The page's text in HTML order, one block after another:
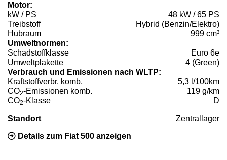
Motor:
kW / PS
48 kW / 65 PS
Treibstoff
Hybrid (Benzin/Elektro)
Hubraum
999 cm³
Umweltnormen:
Schadstoffklasse
Euro 6e
Umweltplakette
4 (Green)
Verbrauch und Emissionen nach WLTP:
Kraftstoffverbr. komb.
5,3 l/100km
CO2-Emissionen komb.
119 g/km
CO2-Klasse D
Standort Zentrallager
Details zum Fiat 500 anzeigen